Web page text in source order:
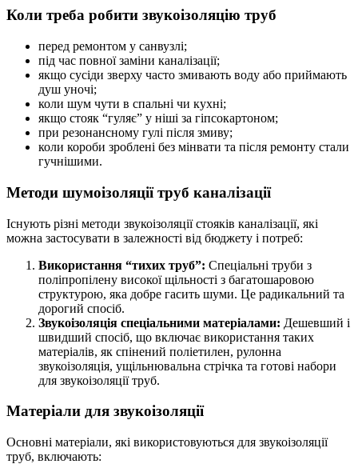
Коли треба робити звукоізоляцію труб
перед ремонтом у санвузлі;
під час повної заміни каналізації;
якщо сусіди зверху часто змивають воду або приймають
душ уночі;
коли шум чути в спальні чи кухні;
якщо стояк “гуляє” у ніші за гіпсокартоном;
при резонансному гулі після змиву;
коли короби зроблені без мінвати та після ремонту стали
гучнішими.
Методи шумоізоляції труб каналізації
Існують різні методи звукоізоляції стояків каналізації, які
можна застосувати в залежності від бюджету і потреб:
Використання “тихих труб”: Спеціальні труби з
поліпропілену високої щільності з багатошаровою
структурою, яка добре гасить шуми. Це радикальний та
дорогий спосіб.
Звукоізоляція спеціальними матеріалами: Дешевший і
швидший спосіб, що включає використання таких
матеріалів, як спінений поліетилен, рулонна
звукоізоляція, ущільнювальна стрічка та готові набори
для звукоізоляції труб.
Матеріали для звукоізоляції
Основні матеріали, які використовуються для звукоізоляції
труб, включають: